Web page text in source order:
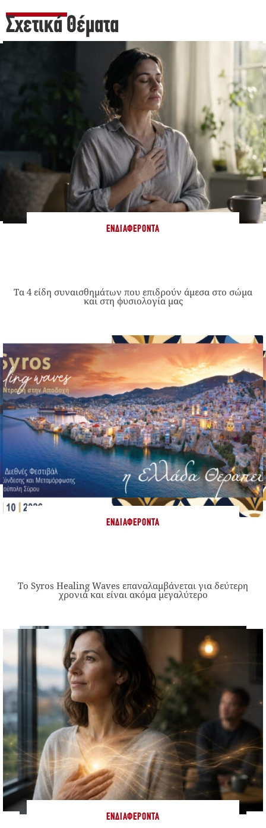
Σχετικά Θέματα
ΕΝΔΙΑΦΈΡΟΝΤΑ
Τα 4 είδη συναισθημάτων που επιδρούν άμεσα στο σώμα
και στη φυσιολογία μας
ΕΝΔΙΑΦΈΡΟΝΤΑ
Το Syros Healing Waves επαναλαμβάνεται για δεύτερη
χρονιά και είναι ακόμα μεγαλύτερο
ΕΝΔΙΑΦΈΡΟΝΤΑ